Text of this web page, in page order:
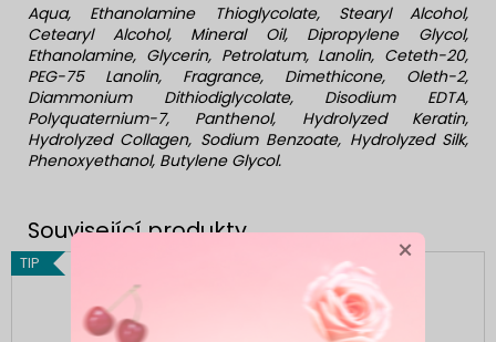
Aqua, Ethanolamine Thioglycolate, Stearyl Alcohol,
Cetearyl Alcohol, Mineral Oil, Dipropylene Glycol,
Ethanolamine, Glycerin, Petrolatum, Lanolin, Ceteth-20,
PEG-75 Lanolin, Fragrance, Dimethicone, Oleth-2,
Diammonium Dithiodiglycolate, Disodium EDTA,
Polyquaternium-7, Panthenol, Hydrolyzed Keratin,
Hydrolyzed Collagen, Sodium Benzoate, Hydrolyzed Silk,
Phenoxyethanol, Butylene Glycol.
TIP ×